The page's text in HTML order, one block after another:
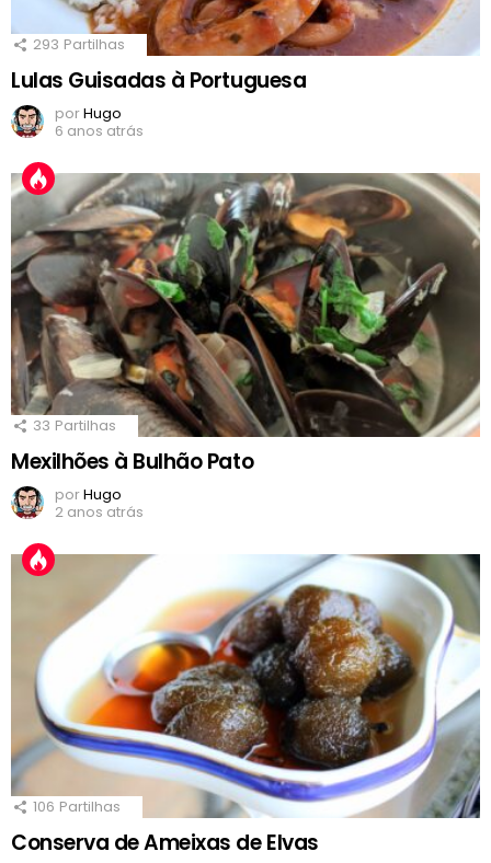
293 Partilhas
Lulas Guisadas à Portuguesa
porHugo
6 anos atrás
33 Partilhas
Mexilhões à Bulhão Pato
porHugo
2 anos atrás
106 Partilhas
Conserva de Ameixas de Elvas